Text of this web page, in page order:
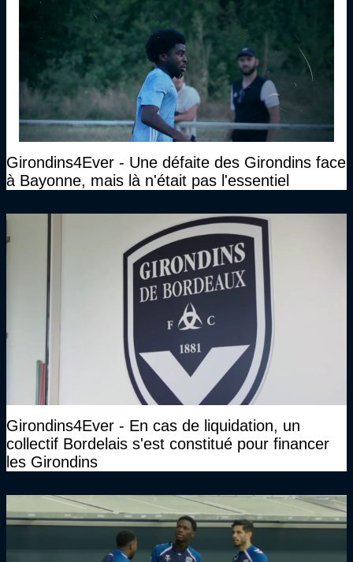
Girondins4Ever - Une défaite des Girondins face
à Bayonne, mais là n'était pas l'essentiel
Girondins4Ever - En cas de liquidation, un
collectif Bordelais s'est constitué pour financer
les Girondins